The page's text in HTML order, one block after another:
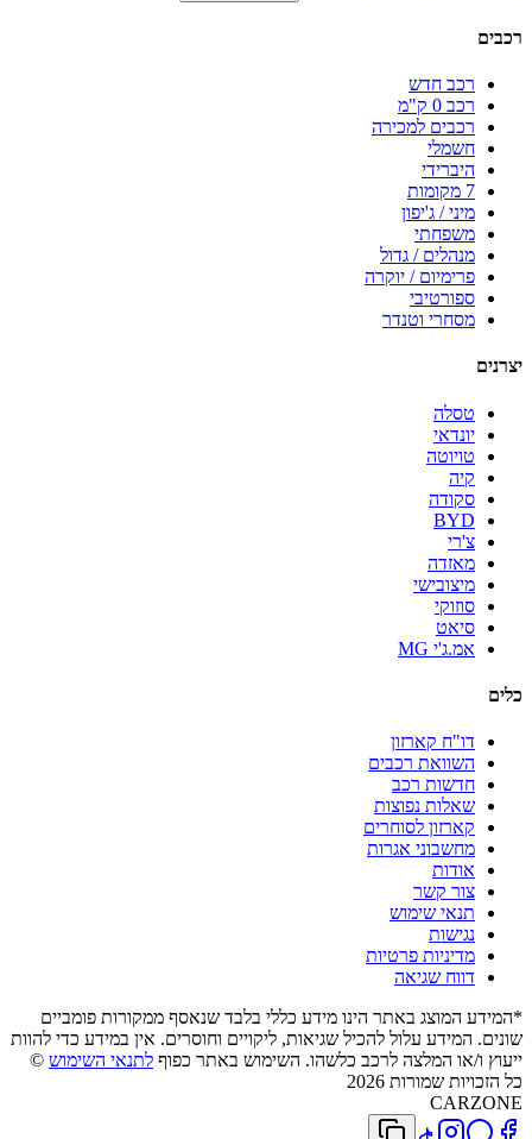
רכבים
רכב חדש
רכב 0 ק"מ
רכבים למכירה
חשמלי
היברידי
7 מקומות
מיני / ג'יפון
משפחתי
מנהלים / גדול
פרימיום / יוקרה
ספורטיבי
מסחרי וטנדר
יצרנים
טסלה
יונדאי
טויוטה
קיה
סקודה
BYD
צ'רי
מאזדה
מיצובישי
סוזוקי
סיאט
אמ.ג'י MG
כלים
דו"ח קארזון
השוואת רכבים
חדשות רכב
שאלות נפוצות
קארזון לסוחרים
מחשבוני אגרות
אודות
צור קשר
תנאי שימוש
נגישות
מדיניות פרטיות
דווח שגיאה
*המידע המוצג באתר הינו מידע כללי בלבד שנאסף ממקורות פומביים
שונים. המידע עלול להכיל שגיאות, ליקויים וחוסרים. אין במידע כדי להוות
ייעוץ ו/או המלצה לרכב כלשהו. השימוש באתר כפוף לתנאי השימוש ©
כל הזכויות שמורות 2026
CARZONE